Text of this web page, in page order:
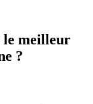
le meilleur
?